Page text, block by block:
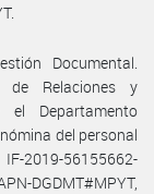
Documental.
de Relaciones y
Departamento
del personal
2019-56155662-
DGDMT#MPYT,